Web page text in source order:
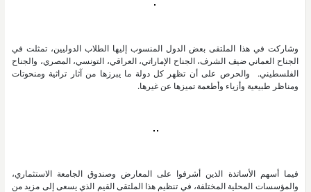
وشاركت في هذا الملتقى بعض الدول المنسوب إليها الطلاب الدوليين، تمثلت في
الجناح العماني ضيف الشرف، الجناح الإماراتي، العراقي، التونسي، المصري، والجناح
الفلسطيني. والحرص على أن تظهر كل دولة ما يبرزها من آثار تراثية ومنحوتات
ومناظر طبيعية وأزياء وأطعمة تميزها عن غيرها.
فيما أسهم الأساتذة الذين أشرفوا على المعارض وصندوق الجامعة الاستثماري،
والمؤسسات المحلية المختلفة، في تنظيم هذا الملتقى القيم الذي يسعى إلى مزيد من